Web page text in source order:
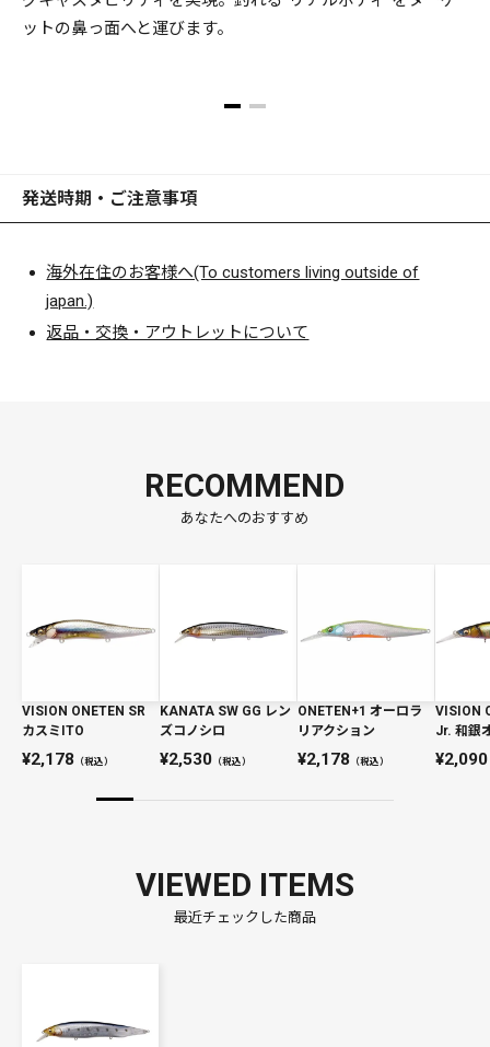
ットの鼻っ面へと運びます。
発送時期・ご注意事項
海外在住のお客様へ(To customers living outside of
japan.)
返品・交換・アウトレットについて
RECOMMEND
あなたへのおすすめ
VISION ONETEN SR
カスミITO
2,178 （税込）
KANATA SW GG レン
ズコノシロ
2,530（税込）
ONETEN+1 オーロラ
リアクション
2,178 （税込）
VISION
Jr. 和銀
2,090
VIEWED ITEMS
最近チェックした商品